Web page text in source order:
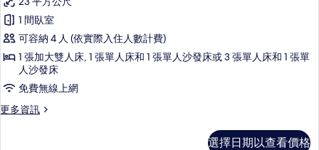
四
人
房
的
所
有
1 間臥室
可容納 4 人 (依實際入住人數計費)
1 張加大雙人床, 1 張單人床和 1 張單人沙發床或 3 張單人床和 1 張單
人沙發床
免費無線上網
更多資訊
更
選擇日期以查看價格